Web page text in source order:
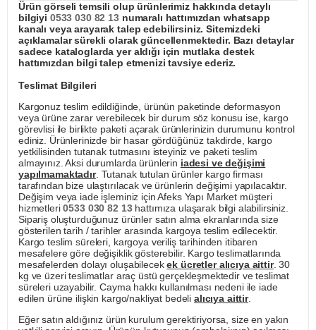
Ürün görseli temsili olup ürünlerimiz hakkında detaylı
bilgiyi 0533 030 82 13numaralı hattımızdan whatsapp
kanalı veya arayarak talep edebilirsiniz. Sitemizdeki
açıklamalar sürekli olarak güncellenmektedir. Bazı detaylar
sadece kataloglarda yer aldığı için mutlaka destek
hattımızdan bilgi talep etmenizi tavsiye ederiz.
Teslimat Bilgileri
Kargonuz teslim edildiğinde, ürünün paketinde deformasyon
veya ürüne zarar verebilecek bir durum söz konusu ise, kargo
görevlisi ile birlikte paketi açarak ürünlerinizin durumunu kontrol
ediniz. Ürünlerinizde bir hasar gördüğünüz takdirde, kargo
yetkilisinden tutanak tutmasını isteyiniz ve paketi teslim
almayınız. Aksi durumlarda ürünlerin iadesi ve değişimi
yapılmamaktadır. Tutanak tutulan ürünler kargo firması
tarafından bize ulaştırılacak ve ürünlerin değişimi yapılacaktır.
Değişim veya iade işleminiz için Afeks Yapı Market müşteri
hizmetleri0533 030 82 13hattımıza ulaşarak bilgi alabilirsiniz.
Sipariş oluşturduğunuz ürünler satın alma ekranlarında size
gösterilen tarih / tarihler arasında kargoya teslim edilecektir.
Kargo teslim süreleri, kargoya veriliş tarihinden itibaren
mesafelere göre değişiklik gösterebilir. Kargo teslimatlarında
mesafelerden dolayı oluşabilecekek ücretler alıcıya aittir. 30
kg ve üzeri teslimatlar araç üstü gerçekleşmektedir ve teslimat
süreleri uzayabilir. Cayma hakkı kullanılması nedeni ile iade
edilen ürüne ilişkin kargo/nakliyat bedeli alıcıya aittir.
Eğer satın aldığınız ürün kurulum gerektiriyorsa, size en yakın